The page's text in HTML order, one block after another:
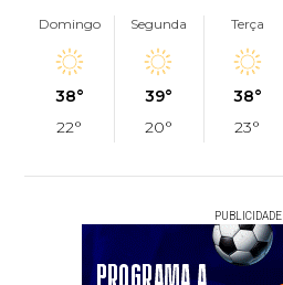
Domingo
38°
22°
Segunda
39°
20°
Terça
38°
23°
PUBLICIDADE